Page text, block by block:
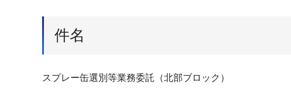
件名
スプレー缶選別等業務委託（北部ブロック）